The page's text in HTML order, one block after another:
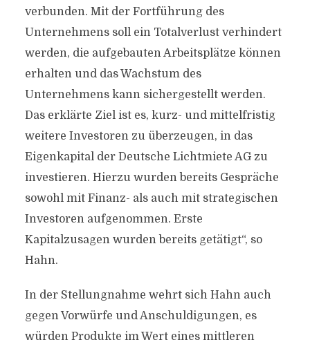
verbunden. Mit der Fortführung des
Unternehmens soll ein Totalverlust verhindert
werden, die aufgebauten Arbeitsplätze können
erhalten und das Wachstum des
Unternehmens kann sichergestellt werden.
Das erklärte Ziel ist es, kurz- und mittelfristig
weitere Investoren zu überzeugen, in das
Eigenkapital der Deutsche Lichtmiete AG zu
investieren. Hierzu wurden bereits Gespräche
sowohl mit Finanz- als auch mit strategischen
Investoren aufgenommen. Erste
Kapitalzusagen wurden bereits getätigt“, so
Hahn.
In der Stellungnahme wehrt sich Hahn auch
gegen Vorwürfe und Anschuldigungen, es
würden Produkte im Wert eines mittleren